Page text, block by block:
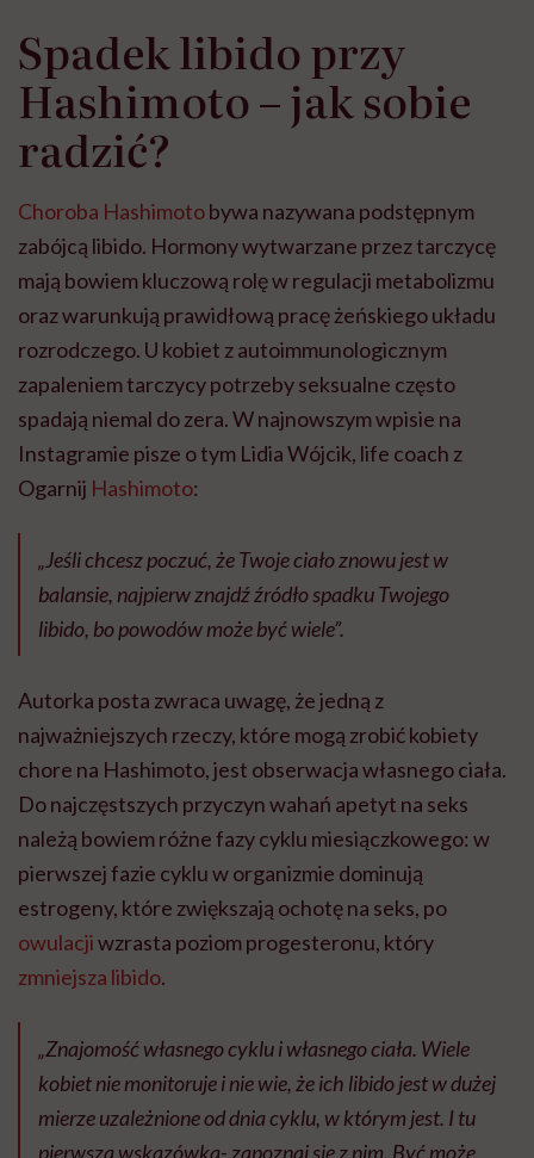
Spadek libido przy
Hashimoto – jak sobie
radzić?
Choroba Hashimotobywa nazywana podstępnym
zabójcą libido. Hormony wytwarzane przez tarczycę
mają bowiem kluczową rolę w regulacji metabolizmu
oraz warunkują prawidłową pracę żeńskiego układu
rozrodczego. U kobiet z autoimmunologicznym
zapaleniem tarczycy potrzeby seksualne często
spadają niemal do zera. W najnowszym wpisie na
Instagramie pisze o tym Lidia Wójcik, life coach z
Ogarnij Hashimoto:
„Jeśli chcesz poczuć, że Twoje ciało znowu jest w
balansie, najpierw znajdź źródło spadku Twojego
libido, bo powodów może być wiele”.
Autorka posta zwraca uwagę, że jedną z
najważniejszych rzeczy, które mogą zrobić kobiety
chore na Hashimoto, jest obserwacja własnego ciała.
Do najczęstszych przyczyn wahań apetyt na seks
należą bowiem różne fazy cyklu miesiączkowego: w
pierwszej fazie cyklu w organizmie dominują
estrogeny, które zwiększają ochotę na seks, po
owulacjiwzrasta poziom progesteronu, który
zmniejsza libido.
„Znajomość własnego cyklu i własnego ciała. Wiele
kobiet nie monitoruje i nie wie, że ich libido jest w dużej
mierze uzależnione od dnia cyklu, w którym jest. I tu
pierwsza wskazówka- zapoznaj się z nim. Być może